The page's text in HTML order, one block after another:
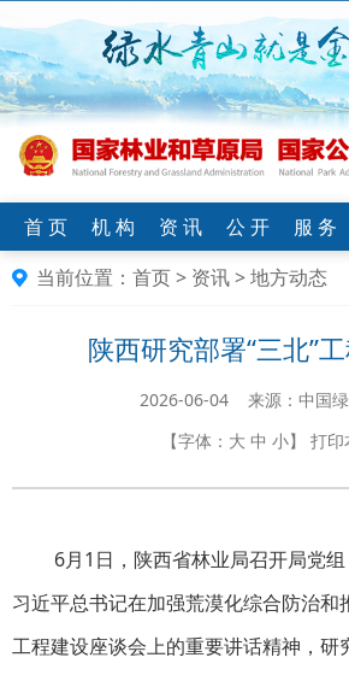
首 页 机 构 资 讯 公 开 服 务
当前位置： 首页> 资讯>地方动态
陕西研究部署“三北”
2026-06-04 来源：中国
【字体： 大 中 小】 打印
6月1日，陕西省林业局召开局党
习近平总书记在加强荒漠化综合防治和
工程建设座谈会上的重要讲话精神，研